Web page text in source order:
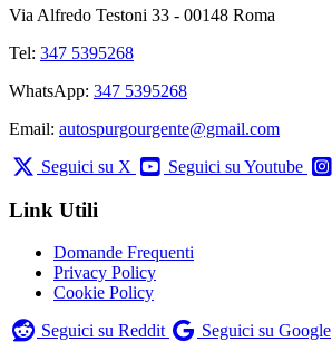
Via Alfredo Testoni 33 - 00148 Roma
Tel: 347 5395268
WhatsApp: 347 5395268
Email: autospurgourgente@gmail.com
Seguici su X
Seguici su Youtube
Link Utili
Domande Frequenti
Privacy Policy
Cookie Policy
Seguici su Reddit
Seguici su Google